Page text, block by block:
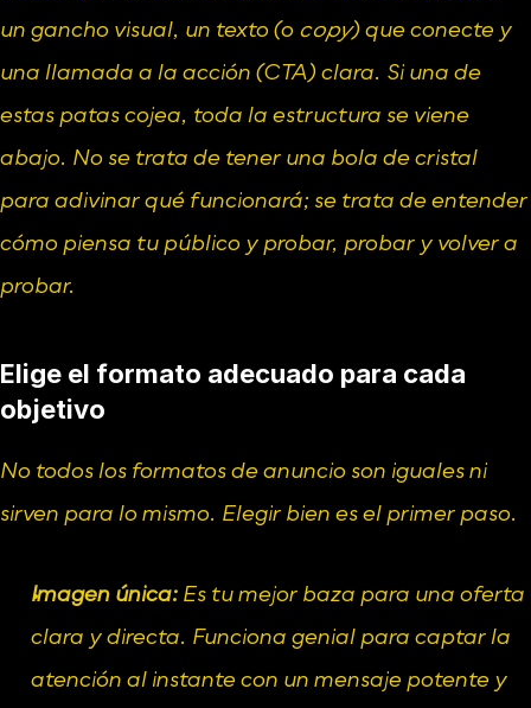
un gancho visual, un texto (o copy) que conecte y
una llamada a la acción (CTA) clara. Si una de
estas patas cojea, toda la estructura se viene
abajo. No se trata de tener una bola de cristal
para adivinar qué funcionará; se trata de entender
cómo piensa tu público y probar, probar y volver a
probar.
Elige el formato adecuado para cada
objetivo
No todos los formatos de anuncio son iguales ni
sirven para lo mismo. Elegir bien es el primer paso.
Imagen única: Es tu mejor baza para una oferta
clara y directa. Funciona genial para captar la
atención al instante con un mensaje potente y